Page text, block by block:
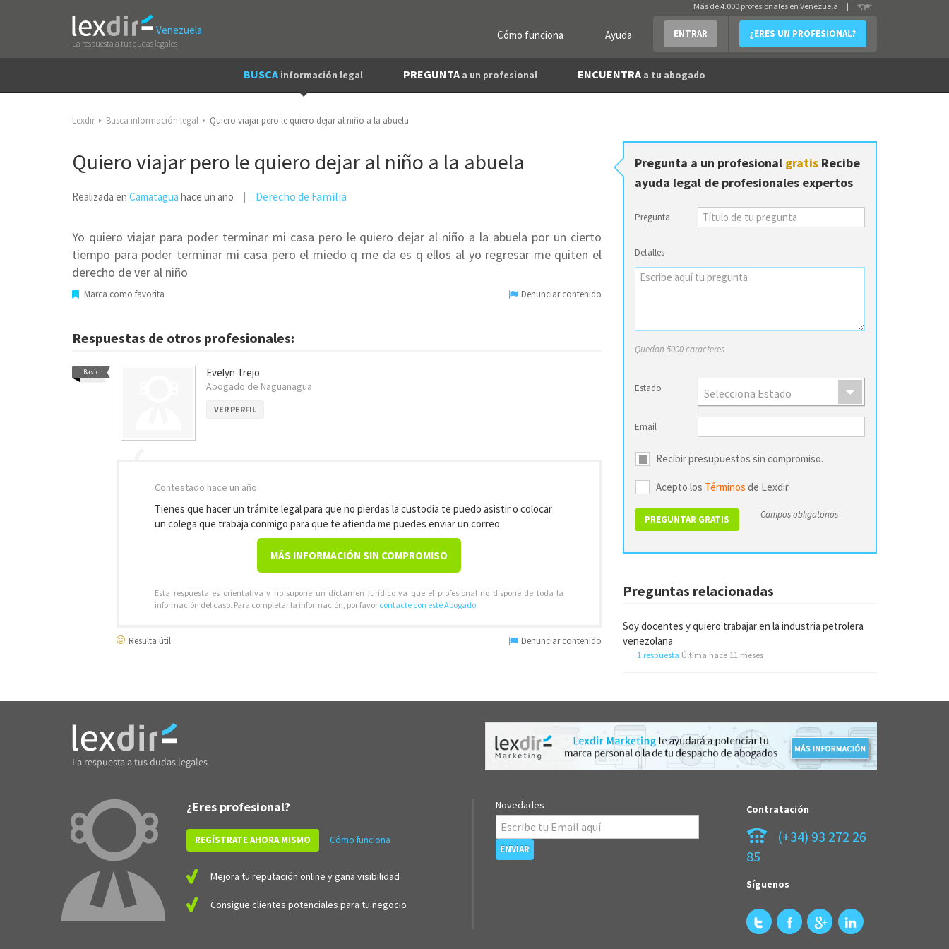
Venezuela
La respuesta a tus dudas legales
Cómo funciona Ayuda ENTRAR ¿ERES UN PROFESIONAL?
Más de 4.000 profesionales en Venezuela |
BUSCA información legal PREGUNTA a un profesional ENCUENTRA a tu abogado
Lexdir Busca información legal Quiero viajar pero le quiero dejar al niño a la abuela
Quiero viajar pero le quiero dejar al niño a la abuela
Realizada en Camatagua hace un año Derecho de Familia
Yo quiero viajar para poder terminar mi casa pero le quiero dejar al niño a la abuela por un cierto
tiempo para poder terminar mi casa pero el miedo q me da es q ellos al yo regresar me quiten el
derecho de ver al niño
Marca como favorita Denunciar contenido
Respuestas de otros profesionales:
Basic Evelyn Trejo
Abogado de Naguanagua
VER PERFIL
Contestado hace un año
Tienes que hacer un trámite legal para que no pierdas la custodia te puedo asistir o colocar
un colega que trabaja conmigo para que te atienda me puedes enviar un correo
MÁS INFORMACIÓN SIN COMPROMISO
Esta respuesta es orientativa y no supone un dictamen jurídico ya que el profesional no dispone de toda la
información del caso. Para completar la información, por favor contacte con este Abogado
Resulta útil Denunciar contenido
Pregunta a un profesional gratis Recibe
ayuda legal de profesionales expertos
Pregunta
Detalles
Quedan 5000 caracteres
Estado Selecciona Estado
Email
Recibir presupuestos sin compromiso.
Acepto los Términos de Lexdir.
Campos obligatorios
Preguntas relacionadas
Soy docentes y quiero trabajar en la industria petrolera
venezolana
1 respuesta Última hace 11 meses
¿Eres profesional?
REGÍSTRATE AHORA MISMO Cómo funciona
Mejora tu reputación online y gana visibilidad
Consigue clientes potenciales para tu negocio
Novedades Contratación
(+34) 93 272 26
85
Síguenos